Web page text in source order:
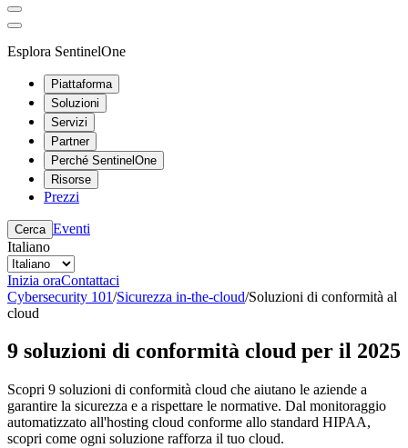
Esplora SentinelOne
Piattaforma
Soluzioni
Servizi
Partner
Perché SentinelOne
Risorse
Prezzi
Cerca Eventi
Italiano
Inizia oraContattaci
Cybersecurity 101/Sicurezza in-the-cloud/Soluzioni di conformità al
cloud
9 soluzioni di conformità cloud per il 2025
Scopri 9 soluzioni di conformità cloud che aiutano le aziende a
garantire la sicurezza e a rispettare le normative. Dal monitoraggio
automatizzato all'hosting cloud conforme allo standard HIPAA,
scopri come ogni soluzione rafforza il tuo cloud.